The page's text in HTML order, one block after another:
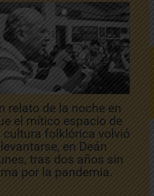
relato de la noche en
el mítico espacio de
cultura folklórica volvió
en Deán
tras dos años sin
por la pandemia.